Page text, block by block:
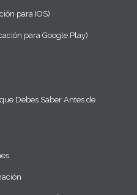
para IOS)
para Google Play)
Debes Saber Antes de